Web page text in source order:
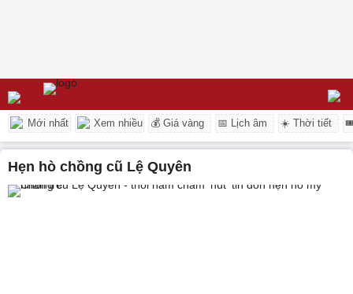
Mới nhất Xem nhiều 💰 Giá vàng 📅 Lịch âm ☀️ Thời tiết
hẹn hò chồng cũ Lệ Quyên